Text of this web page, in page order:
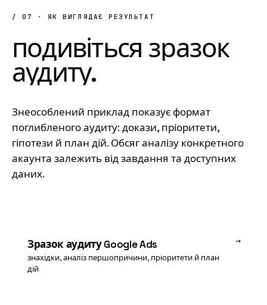
/ 07 · ЯК ВИГЛЯДАЄ РЕЗУЛЬТАТ
подивіться зразок
аудиту.
Знеособлений приклад показує формат
поглибленого аудиту: докази, пріоритети,
гіпотези й план дій. Обсяг аналізу конкретного
акаунта залежить від завдання та доступних
даних.
Зразок аудиту Google Ads
знахідки, аналіз першопричини, пріоритети й план
дій
→